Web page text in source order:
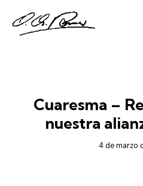
Cuaresma –
nuestra
4 de marzo